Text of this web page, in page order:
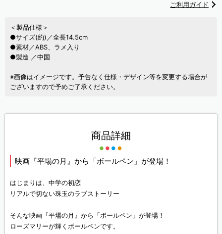
ご利用ガイド
＜製品仕様＞
●サイズ(約)／全長14.5cm
●素材／ABS、ラメ入り
●製造 ／中国
※画像はイメージです。予告なく仕様・デザイン等を変更する場合が
ございますので予めご了承ください。
商品詳細
映画『平場の月』から「ボールペン」が登場！
はじまりは、中学の初恋
リアルで切ない珠玉のラブストーリー
そんな映画『平場の月』から「ボールペン」が登場！
ローズマリーが輝くボールペンです。